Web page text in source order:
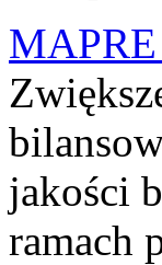
MAPRE
jakości
ramach